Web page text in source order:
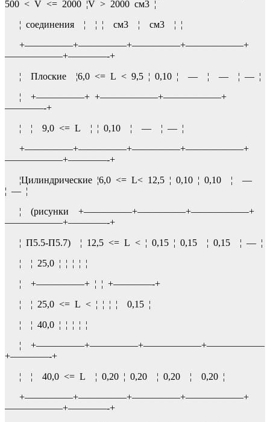
500 < V <= 2000 ¦V > 2000 см3 ¦
¦ соединения ¦ ¦ ¦ см3 ¦ см3 ¦ ¦
+—————+—————+—————+——————+
——————+————-+
¦ Плоские ¦6,0 <= L < 9,5 ¦ 0,10 ¦ — ¦ — ¦ — ¦
¦ +—————+ +——————+——————+
————-+
¦ ¦ 9,0 <= L ¦ ¦ 0,10 ¦ — ¦ — ¦
+—————+—————+—————+——————+
——————+————-+
¦Цилиндрические ¦6,0 <= L< 12,5 ¦ 0,10 ¦ 0,10 ¦ —
¦ — ¦
¦ (рисунки +—————+—————+——————+
——————+————-+
¦ П5.5-П5.7) ¦ 12,5 <= L < ¦ 0,15 ¦ 0,15 ¦ 0,15 ¦ — ¦
¦ ¦ 25,0 ¦ ¦ ¦ ¦ ¦
¦ +—————+ ¦ ¦ +————-+
¦ ¦ 25,0 <= L < ¦ ¦ ¦ ¦ 0,15 ¦
¦ ¦ 40,0 ¦ ¦ ¦ ¦ ¦
¦ +—————+—————+——————+——————
+————-+
¦ ¦ 40,0 <= L ¦ 0,20 ¦ 0,20 ¦ 0,20 ¦ 0,20 ¦
+—————+—————+—————+——————+
——————+————-+